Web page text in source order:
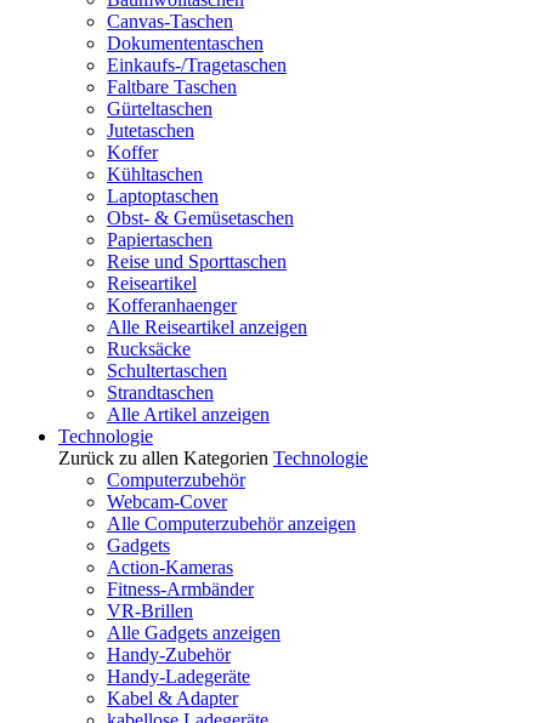
Canvas-Taschen
Dokumententaschen
Einkaufs-/Tragetaschen
Faltbare Taschen
Gürteltaschen
Jutetaschen
Koffer
Kühltaschen
Laptoptaschen
Obst- & Gemüsetaschen
Papiertaschen
Reise und Sporttaschen
Reiseartikel
Kofferanhaenger
Alle Reiseartikel anzeigen
Rucksäcke
Schultertaschen
Strandtaschen
Alle Artikel anzeigen
Technologie
Zurück zu allen Kategorien Technologie
Computerzubehör
Webcam-Cover
Alle Computerzubehör anzeigen
Gadgets
Action-Kameras
Fitness-Armbänder
VR-Brillen
Alle Gadgets anzeigen
Handy-Zubehör
Handy-Ladegeräte
Kabel & Adapter